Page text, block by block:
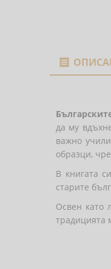

да му
важно
образци,
В книгата си
старите
Освен като
традицията